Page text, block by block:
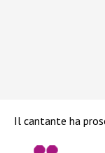
Il cantante ha